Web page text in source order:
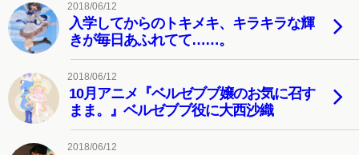
2018/06/12
入学してからのトキメキ、キラキラな輝
きが毎日あふれてて……。
2018/06/12
10月アニメ『ベルゼブブ嬢のお気に召す
まま。』ベルゼブブ役に大西沙織
2018/06/12